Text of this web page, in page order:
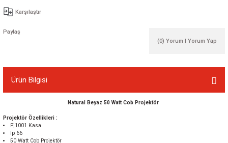
Karşılaştır
Paylaş
(0) Yorum | Yorum Yap
Ürün Bilgisi
Natural Beyaz 50 Watt Cob Projektör
Projektör Özellikleri :
Pj1001 Kasa
Ip 66
50 Watt Cob Projektör